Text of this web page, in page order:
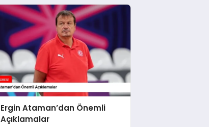
Ergin Ataman’dan Önemli
Açıklamalar